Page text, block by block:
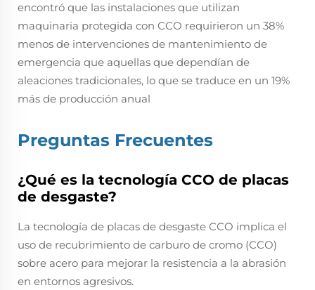
encontró que las instalaciones que utilizan
maquinaria protegida con CCO requirieron un 38%
menos de intervenciones de mantenimiento de
emergencia que aquellas que dependían de
aleaciones tradicionales, lo que se traduce en un 19%
más de producción anual
Preguntas Frecuentes
¿Qué es la tecnología CCO de placas
de desgaste?
La tecnología de placas de desgaste CCO implica el
uso de recubrimiento de carburo de cromo (CCO)
sobre acero para mejorar la resistencia a la abrasión
en entornos agresivos.